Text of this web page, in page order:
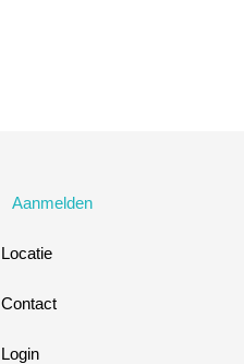
Aanmelden
Locatie
Contact
Login